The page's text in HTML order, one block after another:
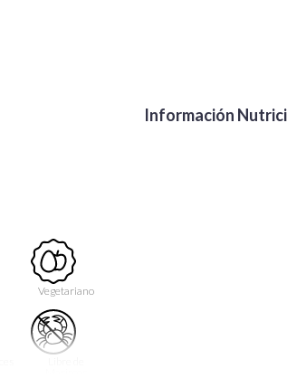
Vegetariano
Información